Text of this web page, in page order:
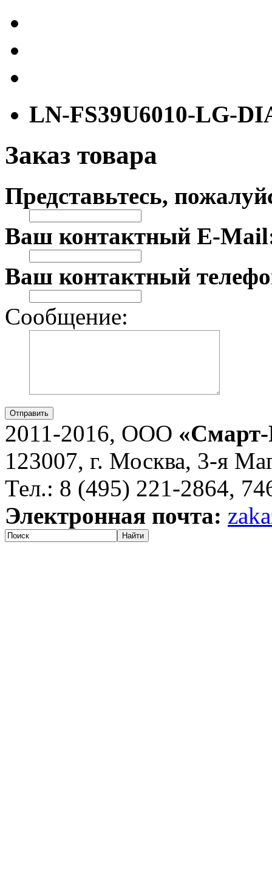
LN-FS39U6010-LG-
Заказ товара
Представьтесь,
Ваш контактный E-
Ваш контактный
Сообщение:
Отправить
2011-2016, ООО
123007, г. Москва, 3-я
Тел.: 8 (495) 221-2864,
Электронная почта:
Найти